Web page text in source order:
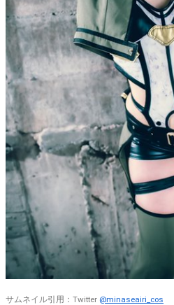
サムネイル引用：Twitter @minaseairi_cos